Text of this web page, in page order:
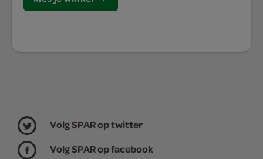
Volg SPAR op twitter
Volg SPAR op facebook